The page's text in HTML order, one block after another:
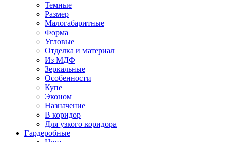
Темные
Размер
Малогабаритные
Форма
Угловые
Отделка и материал
Из МДФ
Зеркальные
Особенности
Купе
Эконом
Назначение
В коридор
Для узкого коридора
Гардеробные